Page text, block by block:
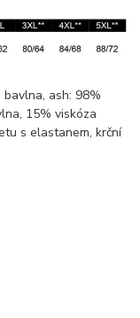
bavlna, ash: 98%
, 15%viskóza
s elastanem,krční